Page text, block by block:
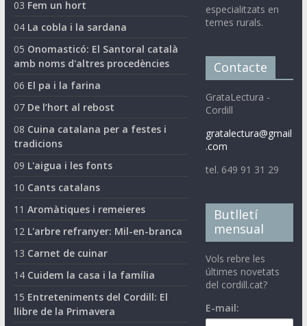
03 Fem un hort
04 La cobla i la sardana
05 Onomasticó: El Santoral català
amb noms d'altres procedències
06 El pa i la farina
07 De l’hort al rebost
08 Cuina catalana per a festes i
tradicions
09 L'aigua i les fonts
10 Cants catalans
11 Aromàtiques i remeieres
12 L'arbre refranyer: Mil-en-branca
13 Carnet de cuinar
14 Cuidem la casa i la família
15 Entreteniments del Cordill: El
llibre de la Primavera
especialitzats en
temes rurals.
Contacte
GrataLectura -
Cordill
gratalectura@gmail
.com
tel. 649 91 31 29
Butlletí
mensual
Vols rebre les
últimes novetats
del cordill.cat?
E-mail: